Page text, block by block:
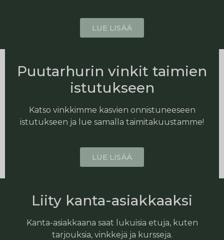
LUE LISÄÄ
Puutarhurin vinkit taimien
istutukseen
Katso vinkkimme kasvien onnistuneeseen
istutukseen ja lue samalla taimitakuustamme!
LUE LISÄÄ
Liity kanta-asiakkaaksi
Kanta-asiakkaana saat lukuisia etuja, kuten
tarjouksia, vinkkejä ja kursseja.